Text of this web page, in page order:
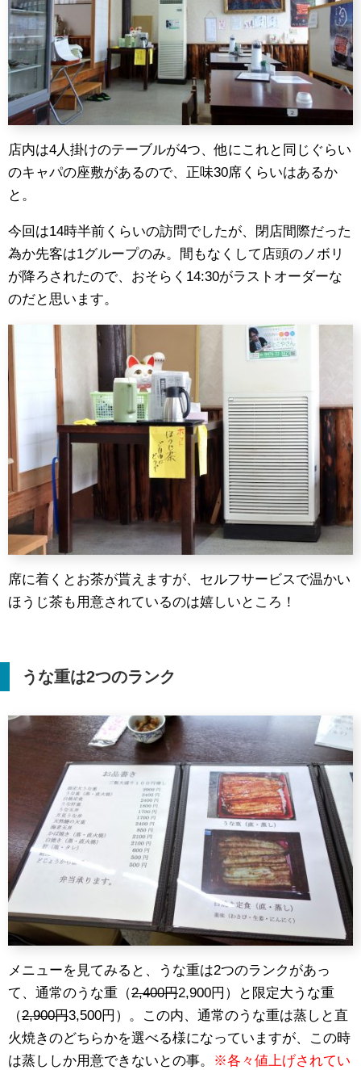
店内は4人掛けのテーブルが4つ、他にこれと同じぐらい
のキャパの座敷があるので、正味30席くらいはあるか
と。
今回は14時半前くらいの訪問でしたが、閉店間際だった
為か先客は1グループのみ。間もなくして店頭のノボリ
が降ろされたので、おそらく14:30がラストオーダーな
のだと思います。
席に着くとお茶が貰えますが、セルフサービスで温かい
ほうじ茶も用意されているのは嬉しいところ！
うな重は2つのランク
メニューを見てみると、うな重は2つのランクがあっ
て、通常のうな重（2,400円2,900円）と限定大うな重
（2,900円3,500円）。この内、通常のうな重は蒸しと直
火焼きのどちらかを選べる様になっていますが、この時
は蒸ししか用意できないとの事。
※各々値上げされてい